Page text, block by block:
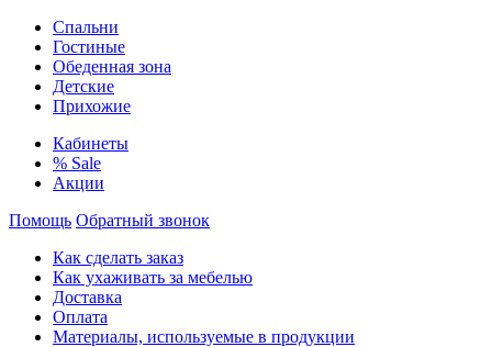
Спальни
Гостиные
Обеденная зона
Детские
Прихожие
Кабинеты
% Sale
Акции
Помощь Обратный звонок
Как сделать заказ
Как ухаживать за мебелью
Доставка
Оплата
Материалы, используемые в продукции